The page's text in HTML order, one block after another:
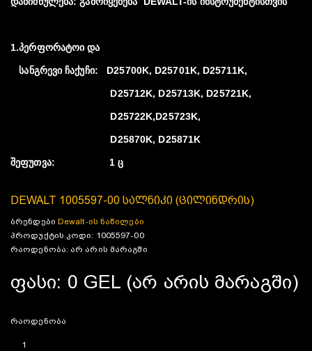
1.პერფორატოი და
სანგრევი ჩაქუჩი: D25700K, D25701K, D25711K,
D25712K, D25713K, D25721K,
D25722K,D25723K,
D25870K, D25871K
შეფუთვა: 1 ც
DEWALT 1005597-00 სალნიკი (ცილინდრის)
ბრენდები Dewalt-ის ნაწილები
პროდუქტის კოდი: 1005597-00
რაოდენობა: არ არის მარაგში
ფასი: 0 GEL (არ არის მარაგში)
რაოდენობა